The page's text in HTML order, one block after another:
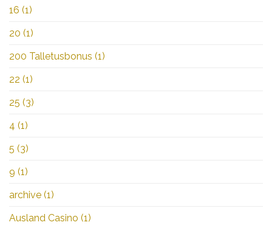
16 (1)
20 (1)
200 Talletusbonus (1)
22 (1)
25 (3)
4 (1)
5 (3)
9 (1)
archive (1)
Ausland Casino (1)